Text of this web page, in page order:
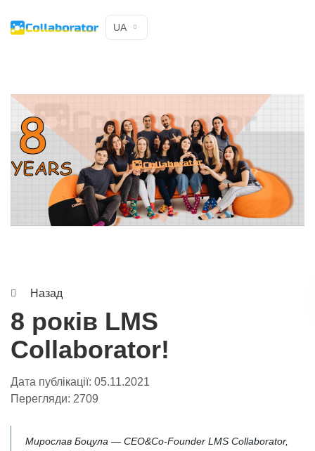
UA
Назад
8 років LMS
Collaborator!
Дата публікації: 05.11.2021
Перегляди: 2709
Мирослав Боцула — CEO&Co-Founder LMS Collaborator,